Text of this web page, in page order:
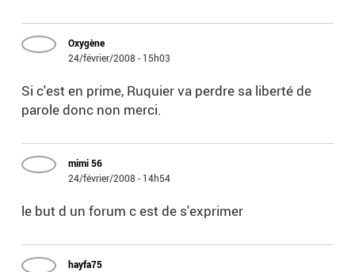
Oxygène
24/février/2008 - 15h03
Si c'est en prime, Ruquier va perdre sa liberté de
parole donc non merci.
mimi 56
24/février/2008 - 14h54
le but d un forum c est de s'exprimer
hayfa75